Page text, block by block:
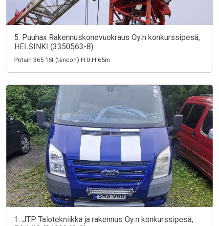
5. Puuhax Rakennuskonevuokraus Oy:n konkurssipesä,
HELSINKI (3350563-8)
Potain 365 16t (tencon) H.U.H 65m
1. JTP Talotekniikka ja rakennus Oy:n konkurssipesä,